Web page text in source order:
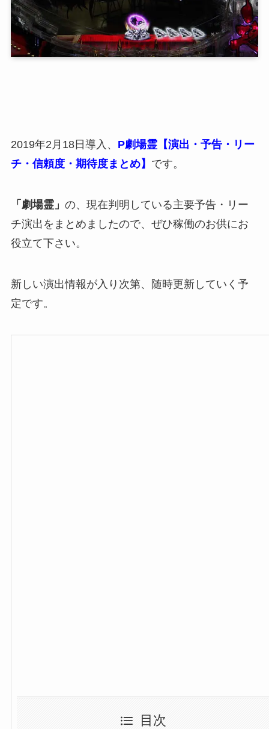
2019年2月18日導入、 P劇場霊【演出・予告・リー
チ・信頼度・期待度まとめ】 です。
「劇場霊」 の、現在判明している主要予告・リー
チ演出をまとめましたので、ぜひ稼働のお供にお
役立て下さい。
新しい演出情報が入り次第、随時更新していく予
定です。
目次